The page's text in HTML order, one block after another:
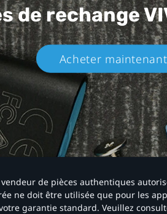
de rechange
Acheter
de pièces authentiques
ne doit être utilisée que pour les
garantie standard. Veuillez